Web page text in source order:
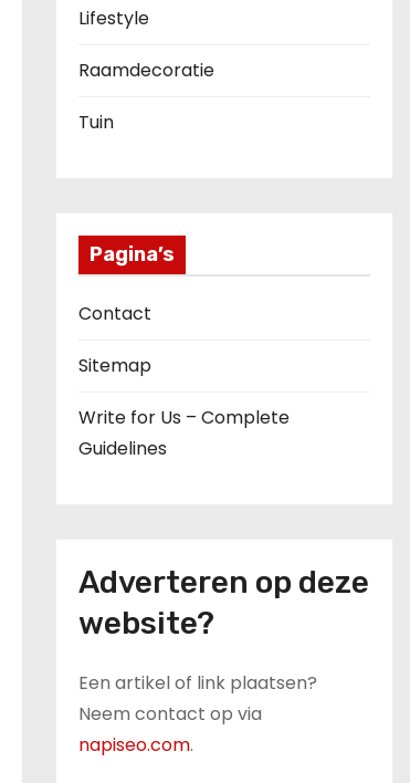
Lifestyle
Raamdecoratie
Tuin
Pagina’s
Contact
Sitemap
Write for Us – Complete
Guidelines
Adverteren op deze
website?
Een artikel of link plaatsen?
Neem contact op via
napiseo.com.